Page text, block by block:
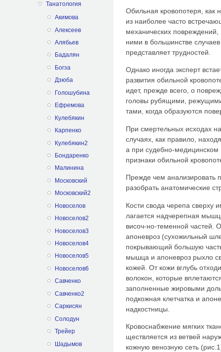
Танатология
Акимова
Алексеев
Алябьев
Бадалян
Богза
Дзюба
Голошубина
Ефремова
Кулебякин
Карпенко
Кулебякин2
Бондаренко
Малинина
Московский
Московский2
Новоселов
Новоселов2
Новоселов3
Новоселов4
Новоселов5
Новоселов6
Савченко
Савченко2
Саркисян
Солодун
Трейер
Шадымов
Обильная кровопотеря, как
из наиболее часто
механических
ними в большинстве
представляет трудностей.
Однако иногда эксперт
развития обильной
идет, прежде всего, о
головы рубящими,
тами, когда образуются
При смертельных исходах
случаях, как правило,
а при судебно-
признаки обильной
Прежде чем анализировать
разобрать анатомические
Кости свода черепа сверху
лагается надчерепная
височ-но-теменной частей.
апоневроз (су­хожильный
покрывающий большую
мышца и апоневроз рыхло
кожей. От кожи вглубь
волокон, которые
заполненные жировыми
подкожная клетчатка и
надкостницы.
Кровоснабжение мягких
ществляется из ветвей
кожную венозную сеть